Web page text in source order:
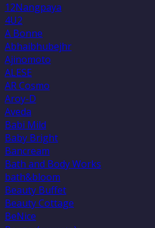
12Nangpaya
4U2
A Bonne
Abhaibhubejhr
Ajinomoto
ALESE
AR Cosmo
Aroy-D
Aveda
Babi Mild
Baby Bright
Bancream
Bath and Body Works
bath&bloom
Beauty Buffet
Beauty Cottage
BeNice